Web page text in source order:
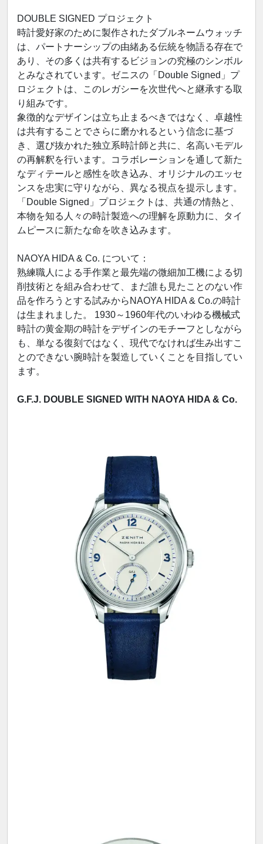
DOUBLE SIGNED プロジェクト
時計愛好家のために製作されたダブルネームウォッチ
は、パートナーシップの由緒ある伝統を物語る存在で
あり、その多くは共有するビジョンの究極のシンボル
とみなされています。ゼニスの「Double Signed」プ
ロジェクトは、このレガシーを次世代へと継承する取
り組みです。
象徴的なデザインは立ち止まるべきではなく、卓越性
は共有することでさらに磨かれるという信念に基づ
き、選び抜かれた独立系時計師と共に、名高いモデル
の再解釈を行います。コラボレーションを通して新た
なディテールと感性を吹き込み、オリジナルのエッセ
ンスを忠実に守りながら、異なる視点を提示します。
「Double Signed」プロジェクトは、共通の情熱と、
本物を知る人々の時計製造への理解を原動力に、タイ
ムピースに新たな命を吹き込みます。
NAOYA HIDA & Co. について：
熟練職人による手作業と最先端の微細加工機による切
削技術とを組み合わせて、まだ誰も見たことのない作
品を作ろうとする試みからNAOYA HIDA & Co.の時計
は生まれました。 1930～1960年代のいわゆる機械式
時計の黄金期の時計をデザインのモチーフとしながら
も、単なる復刻ではなく、現代でなければ生み出すこ
とのできない腕時計を製造していくことを目指してい
ます。
G.F.J. DOUBLE SIGNED WITH NAOYA HIDA & Co.